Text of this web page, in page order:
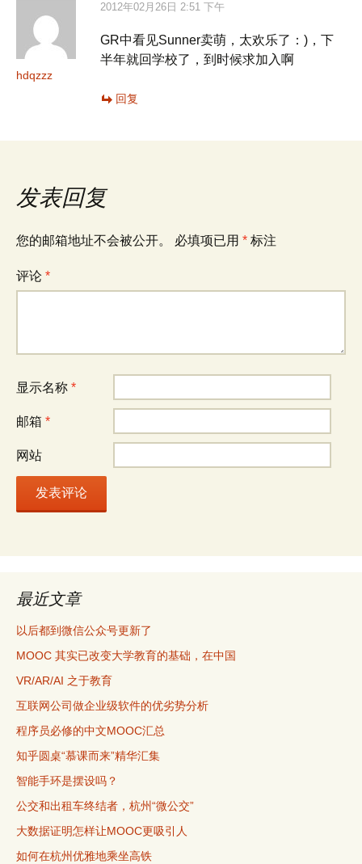
hdqzzz
2012年02月26日 2:51 下午
GR中看见Sunner卖萌，太欢乐了：)，下
半年就回学校了，到时候求加入啊
回复
发表回复
您的邮箱地址不会被公开。 必填项已用 * 标注
评论 *
显示名称 *
邮箱 *
网站
最近文章
以后都到微信公众号更新了
MOOC 其实已改变大学教育的基础，在中国
VR/AR/AI 之于教育
互联网公司做企业级软件的优劣势分析
程序员必修的中文MOOC汇总
知乎圆桌“慕课而来”精华汇集
智能手环是摆设吗？
公交和出租车终结者，杭州“微公交”
大数据证明怎样让MOOC更吸引人
如何在杭州优雅地乘坐高铁